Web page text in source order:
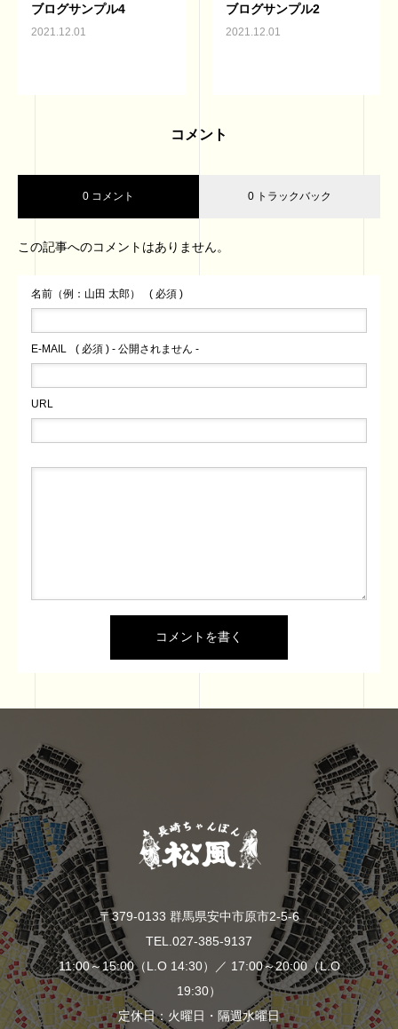
ブログサンプル4
2021.12.01
ブログサンプル2
2021.12.01
コメント
0 コメント 0 トラックバック
この記事へのコメントはありません。
名前（例：山田 太郎） ( 必須 )
E-MAIL ( 必須 ) - 公開されません -
URL
〒379-0133 群馬県安中市原市2-5-6
TEL.027-385-9137
11:00～15:00（L.O 14:30）／ 17:00～20:00（L.O
19:30）
定休日：火曜日・隔週水曜日